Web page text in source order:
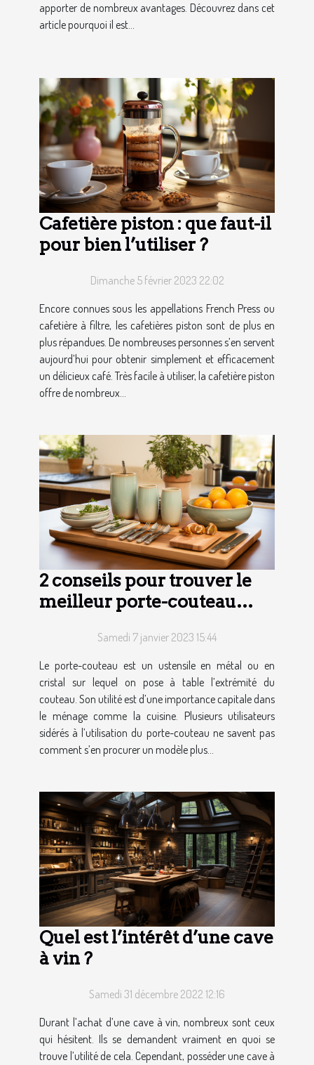
apporter de nombreux avantages. Découvrez dans cet
article pourquoi il est...
Cafetière piston : que faut-il
pour bien l’utiliser ?
Dimanche 5 février 2023 22:02
Encore connues sous les appellations French Press ou
cafetière à filtre, les cafetières piston sont de plus en
plus répandues. De nombreuses personnes s’en servent
aujourd’hui pour obtenir simplement et efficacement
un délicieux café. Très facile à utiliser, la cafetière piston
offre de nombreux...
2 conseils pour trouver le
meilleur porte-couteau
Samedi 7 janvier 2023 15:44
Le porte-couteau est un ustensile en métal ou en
cristal sur lequel on pose à table l’extrémité du
couteau. Son utilité est d’une importance capitale dans
le ménage comme la cuisine. Plusieurs utilisateurs
sidérés à l’utilisation du porte-couteau ne savent pas
comment s’en procurer un modèle plus...
Quel est l’intérêt d’une cave
à vin ?
Samedi 31 décembre 2022 12:16
Durant l’achat d’une cave à vin, nombreux sont ceux
qui hésitent. Ils se demandent vraiment en quoi se
trouve l’utilité de cela. Cependant, posséder une cave à